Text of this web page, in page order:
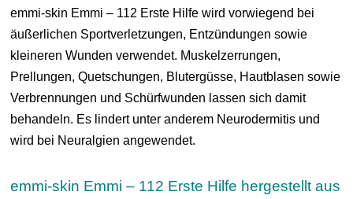
emmi-skin Emmi – 112 Erste Hilfe wird vorwiegend bei
äußerlichen Sportverletzungen, Entzündungen sowie
kleineren Wunden verwendet. Muskelzerrungen,
Prellungen, Quetschungen, Blutergüsse, Hautblasen sowie
Verbrennungen und Schürfwunden lassen sich damit
behandeln. Es lindert unter anderem Neurodermitis und
wird bei Neuralgien angewendet.
emmi-skin Emmi – 112 Erste Hilfe hergestellt aus